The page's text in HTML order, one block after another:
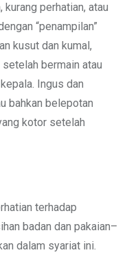
kurang perhatian, atau
“penampilan”
kusut dan kumal,
bermain atau
Ingus dan
bahkan belepotan
kotor setelah
terhadap
badan dan pakaian–
dalam syariat ini.